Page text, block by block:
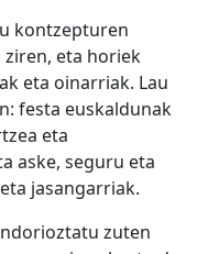
kontzepturen
eta horiek
eta oinarriak. Lau
festa euskaldunak
eta
aske, seguru eta
jasangarriak.
zuten